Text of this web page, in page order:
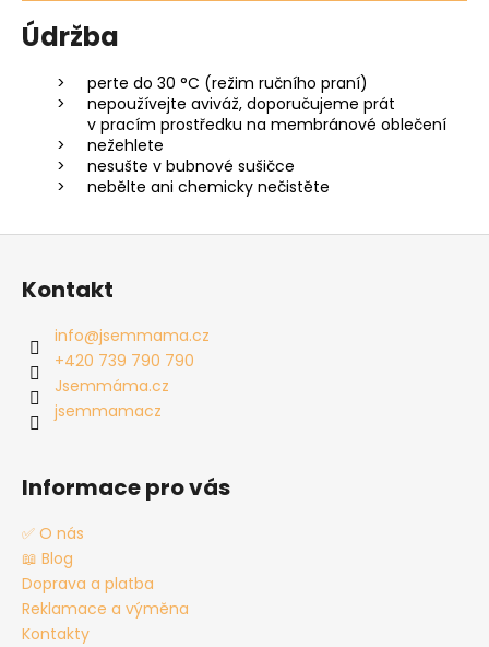
Údržba
perte do 30 °C (režim ručního praní)
nepoužívejte aviváž, doporučujeme prát
v pracím prostředku na membránové oblečení
nežehlete
nesušte v bubnové sušičce
nebělte ani chemicky nečistěte
Kontakt
info@jsemmama.cz
+420 739 790 790
Jsemmáma.cz
jsemmamacz
Informace pro vás
✅ O nás
📖 Blog
Doprava a platba
Reklamace a výměna
Kontakty